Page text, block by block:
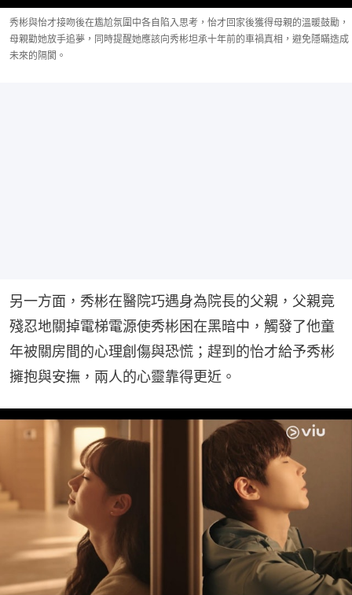
秀彬與怡才接吻後在尷尬氛圍中各自陷入思考，怡才回家後獲得母親的溫暖鼓勵，
母親勸她放手追夢，同時提醒她應該向秀彬坦承十年前的車禍真相，避免隱瞞造成
未來的隔閡。
另一方面，秀彬在醫院巧遇身為院長的父親，父親竟
殘忍地關掉電梯電源使秀彬困在黑暗中，觸發了他童
年被關房間的心理創傷與恐慌；趕到的怡才給予秀彬
擁抱與安撫，兩人的心靈靠得更近。